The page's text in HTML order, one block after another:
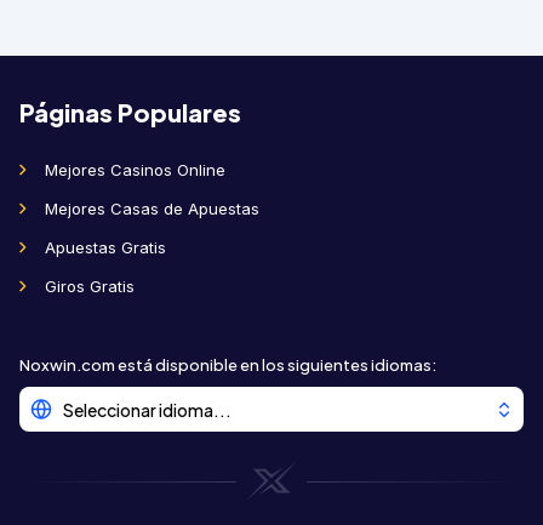
Páginas Populares
Mejores Casinos Online
Mejores Casas de Apuestas
Apuestas Gratis
Giros Gratis
Noxwin.com está disponible en los siguientes idiomas:
Seleccionar idioma...